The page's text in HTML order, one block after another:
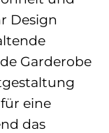
Design
Garderobe
eine
das